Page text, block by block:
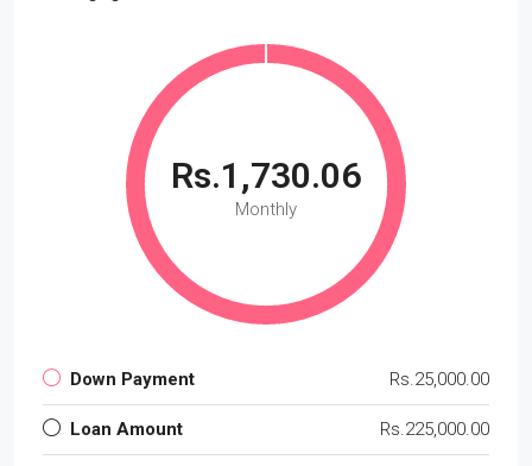
Rs.1,730.06
Monthly
Down Payment Rs.25,000.00
Loan Amount Rs.225,000.00